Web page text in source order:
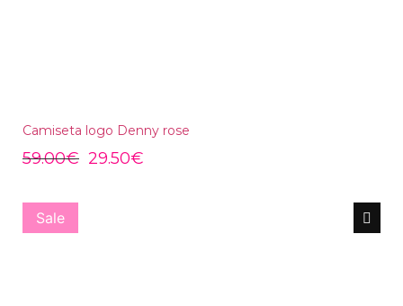
Camiseta logo Denny rose
59.00€ 29.50€
Sale